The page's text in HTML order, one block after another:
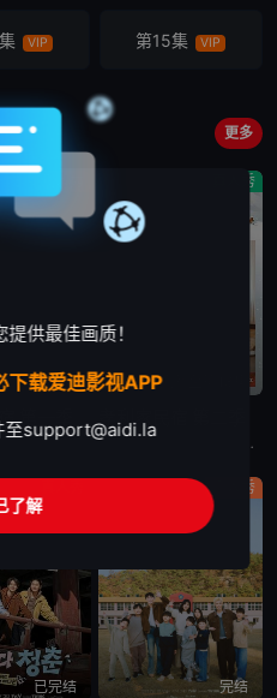
VIP 第15集 VIP
更多
已完结
第一季
韩国综艺节目《孝利家民宿 第一季》又名：孝利家的民宿,Hyori&#39;s Homestay,효리네민박，讲述了：《孝利家民宿》为韩国JTBC的综艺节目，由李孝利主持，节目背景为李孝利与丈夫李尚顺音
真人秀
更新至第13集
韩国综艺节目《孝利家民宿 第二季》又名：효리네 민박2，讲述了：《孝利家民宿 第二季》继续讲述李尚顺、李孝利夫妇在自家民宿接待客人的故事，本季将展现冬季济州岛的美景，而民宿新职员林允儿和短期兼职生朴宝
已完结
真人秀
完结
供最佳画质！
下载爱迪影视APP
至support@aidi.la
了解